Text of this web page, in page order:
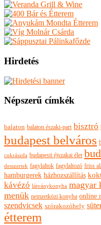
Hirdetés
Népszerű címkék
balaton balaton északi-part bisztró
budapest belváros
cukrászda budapesti éjszakai élet
desszertek fagylaltok fagylaltozó friss
hamburgerek házhozszállítás
kávézó látványkonyha magyar
menük nemzetközi konyha online
szendvicsek szórakozóhely
étterem